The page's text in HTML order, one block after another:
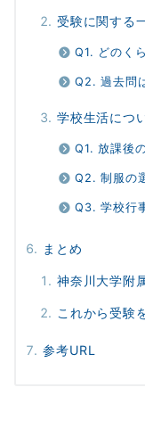
受験に関する
Q1. どのく
Q2. 過去問
学校生活につ
Q1. 放課後
Q2. 制服の
Q3. 学校行
まとめ
神奈川大学附
これから受験
参考URL